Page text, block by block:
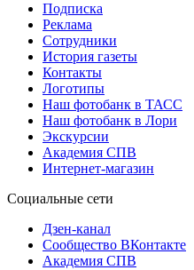
Подписка
Реклама
Сотрудники
История газеты
Контакты
Логотипы
Наш фотобанк в ТАСС
Наш фотобанк в Лори
Экскурсии
Академия СПВ
Интернет-магазин
Социальные сети
Дзен-канал
Сообщество ВКонтакте
Академия СПВ